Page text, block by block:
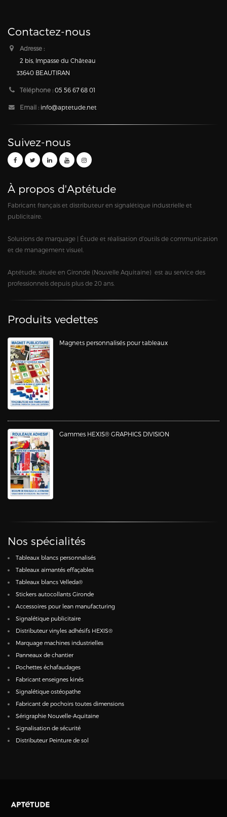
Contactez-nous
Adresse :
2 bis, Impasse du Château
33640 BEAUTIRAN
Téléphone : 05 56 67 68 01
Email : info@aptetude.net
Suivez-nous
À propos d'Aptétude
Fabricant français et distributeur en signalétique industrielle et
publicitaire.
Solutions de marquage | Étude et réalisation d'outils de communication
et de management visuel.
Aptétude, située en Gironde (Nouvelle Aquitaine) est au service des
professionnels depuis plus de 20 ans.
Produits vedettes
Magnets personnalisés pour tableaux
Gammes HEXIS® GRAPHICS DIVISION
Nos spécialités
Tableaux blancs personnalisés
Tableaux aimantés effaçables
Tableaux blancs Velleda®
Stickers autocollants Gironde
Accessoires pour lean manufacturing
Signalétique publicitaire
Distributeur vinyles adhésifs HEXIS®
Marquage machines industrielles
Panneaux de chantier
Pochettes échafaudages
Fabricant enseignes kinés
Signalétique ostéopathe
Fabricant de pochoirs toutes dimensions
Sérigraphie Nouvelle-Aquitaine
Signalisation de sécurité
Distributeur Peinture de sol